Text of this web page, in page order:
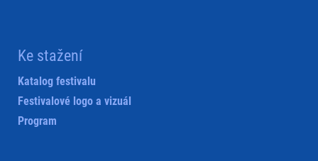
Ke stažení
Katalog festivalu
Festivalové logo a vizuál
Program